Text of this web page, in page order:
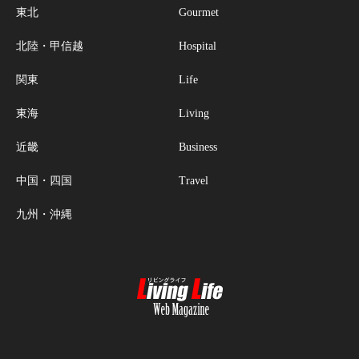
東北
北陸・甲信越
関東
東海
近畿
中国・四国
九州・沖縄
Gourmet
Hospital
Life
Living
Business
Travel